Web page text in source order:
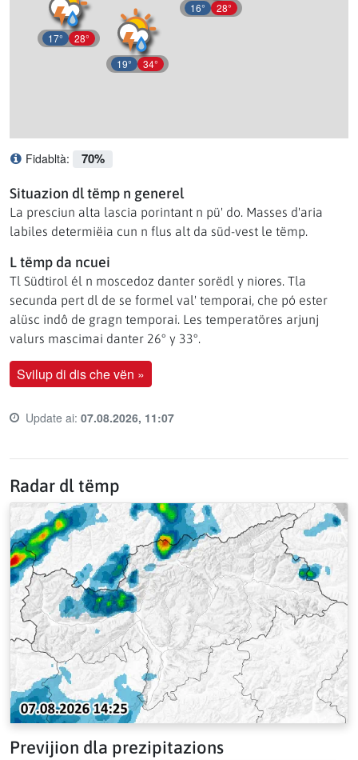
17° 28°
19° 34°
16° 28°
Fidabltà: 70%
Situazion dl tëmp n generel
La presciun alta lascia porintant n pü' do. Masses d'aria
labiles determiëia cun n flus alt da süd-vest le tëmp.
L tëmp da ncuei
Tl Südtirol él n moscedoz danter sorëdl y niores. Tla
secunda pert dl de se formel val' temporai, che pó ester
alüsc indô de gragn temporai. Les temperatöres arjunj
valurs mascimai danter 26° y 33°.
Svilup di dis che vën »
Last update time:
Update ai: 07.08.2026, 11:07
Radar dl tëmp
Previjion dla prezipitazions